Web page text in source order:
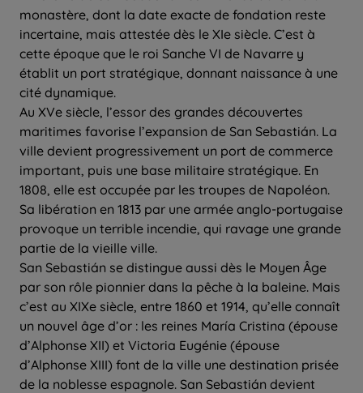
monastère, dont la date exacte de fondation reste
incertaine, mais attestée dès le XIe siècle. C’est à
cette époque que le roi Sanche VI de Navarre y
établit un port stratégique, donnant naissance à une
cité dynamique.
Au XVe siècle, l’essor des grandes découvertes
maritimes favorise l’expansion de San Sebastián. La
ville devient progressivement un port de commerce
important, puis une base militaire stratégique. En
1808, elle est occupée par les troupes de Napoléon.
Sa libération en 1813 par une armée anglo-portugaise
provoque un terrible incendie, qui ravage une grande
partie de la vieille ville.
San Sebastián se distingue aussi dès le Moyen Âge
par son rôle pionnier dans la pêche à la baleine. Mais
c’est au XIXe siècle, entre 1860 et 1914, qu’elle connaît
un nouvel âge d’or : les reines María Cristina (épouse
d’Alphonse XII) et Victoria Eugénie (épouse
d’Alphonse XIII) font de la ville une destination prisée
de la noblesse espagnole. San Sebastián devient